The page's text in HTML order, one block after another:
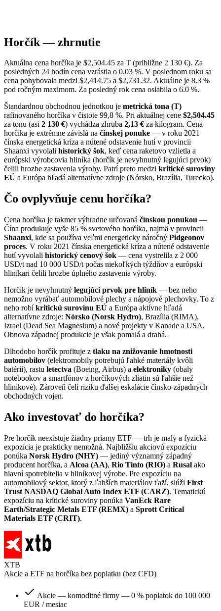
Horčík — zhrnutie
Aktuálna cena horčíka je $2,504.45 za T (približne 2 130 €). Za
posledných 24 hodín cena vzrástla o 0.03 %. V poslednom roku sa
cena pohybovala medzi $2,414.75 a $2,731.32. Aktuálne je 8.3 %
pod ročným maximom. Za posledný rok cena oslabila o 6.0 %.
Štandardnou obchodnou jednotkou je metrická tona (T)
rafinovaného horčíka v čistote 99,8 %. Pri aktuálnej cene $2,504.45
za tonu (asi 2 130 €) vychádza zhruba 2,13 € za kilogram. Cena
horčíka je extrémne závislá na čínskej ponuke — v roku 2021
čínska energetická kríza a nútené odstavenie hutí v provincii
Shaanxi vyvolali historický šok, keď cena raketovo vzlietla a
európski výrobcovia hliníka (horčík je nevyhnutný legujúci prvok)
čelili hrozbe zastavenia výroby. Patrí preto medzi kritické suroviny
EÚ a Európa hľadá alternatívne zdroje (Nórsko, Brazília, Turecko).
Čo ovplyvňuje cenu horčíka?
Cena horčíka je takmer výhradne určovaná čínskou ponukou —
Čína produkuje vyše 85 % svetového horčíka, najmä v provincii
Shaanxi, kde sa používa veľmi energeticky náročný Pidgeonov
proces. V roku 2021 čínska energetická kríza a nútené odstavenie
hutí vyvolali historický cenový šok — cena vystrelila z 2 000
USD/t nad 10 000 USD/t počas niekoľkých týždňov a európski
hliníkari čelili hrozbe úplného zastavenia výroby.
Horčík je nevyhnutný legujúci prvok pre hliník — bez neho
nemožno vyrábať automobilové plechy a nápojové plechovky. To z
neho robíkritickú surovinu EÚ a Európa aktívne hľadá
alternatívne zdroje: Nórsko (Norsk Hydro), Brazília (RIMA),
Izrael (Dead Sea Magnesium) a nové projekty v Kanade a USA.
Obnova západnej produkcie je však pomalá a drahá.
Dlhodobo horčík profituje z tlaku na znižovanie hmotnosti
automobilov (elektromobily potrebujú ľahké materiály kvôli
batérii), rastu letectva (Boeing, Airbus) a elektroniky (obaly
notebookov a smartfónov z horčíkových zliatin sú ľahšie než
hliníkové). Zároveň čelí riziku ďalšej eskalácie čínsko-západných
obchodných vojen.
Ako investovať do horčíka?
Pre horčík neexistuje žiadny priamy ETF — trh je malý a fyzická
expozícia je prakticky nemožná. Najbližšiu akciovú expozíciu
ponúka Norsk Hydro (NHY) — jediný významný západný
producent horčíka, a Alcoa (AA), Rio Tinto (RIO) a Rusal ako
hlavní spotrebitelia v hliníkovej výrobe. Pre expozíciu na
automobilový sektor, ktorý z ľahších materiálov ťaží, slúži First
Trust NASDAQ Global Auto Index ETF (CARZ). Tematickú
expozíciu na kritické suroviny ponúka VanEck Rare
Earth/Strategic Metals ETF (REMX) a Sprott Critical
Materials ETF (CRIT).
XTB
Akcie a ETF na horčíka bez poplatku (bez CFD)
Akcie — komoditné firmy — 0 % poplatok do 100 000
EUR / mesiac